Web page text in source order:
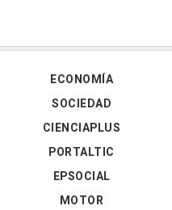
ECONOMÍA
SOCIEDAD
CIENCIAPLUS
PORTALTIC
EPSOCIAL
MOTOR